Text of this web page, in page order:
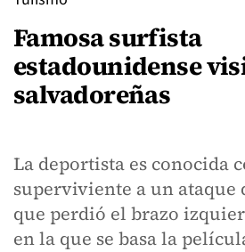
Famosa surfista
estadounidense
salvadoreñas
La deportista es conocida
superviviente a un ataque
que perdió el brazo
en la que se basa la